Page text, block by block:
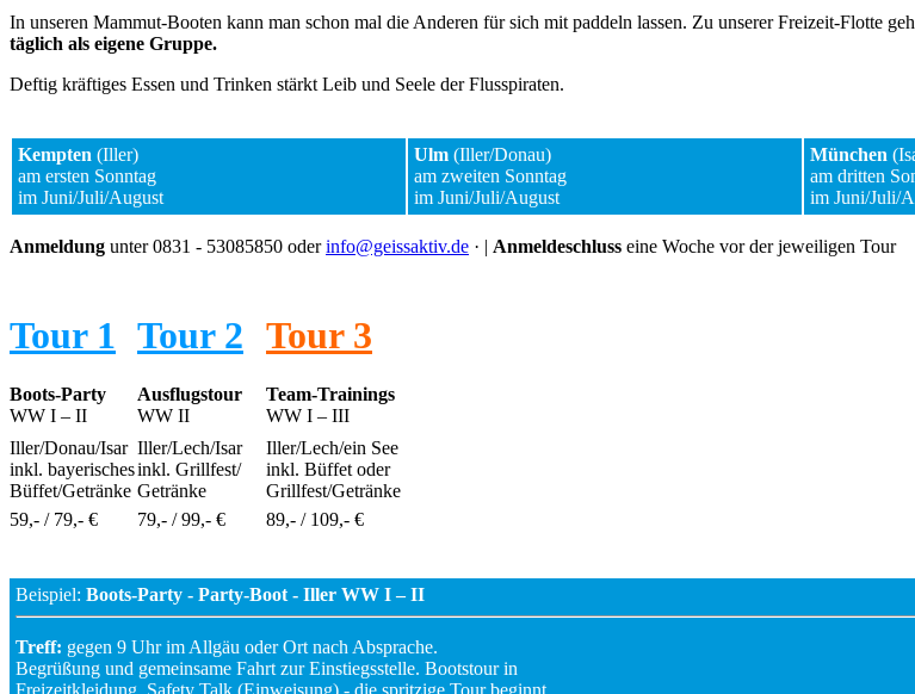
In unseren Mammut-Booten kann man schon mal die Anderen für sich mit paddeln lassen. Zu unserer Freizeit-Flotte
täglich als eigene Gruppe.
Deftig kräftiges Essen und Trinken stärkt Leib und Seele der Flusspiraten.
Kempten (Iller)
am ersten Sonntag
im Juni/Juli/August
Ulm (Iller/Donau)
am zweiten Sonntag
im Juni/Juli/August
München
am dritten
im Juni/Juli/
Anmeldung unter 0831 - 53085850 oderinfo@geissaktiv.de · | Anmeldeschluss eine Woche vor der jeweiligen Tour
Tour 1 Tour 2 Tour 3
Boots-Party
WW I – II
Ausflugstour
WW II
Team-Trainings
WW I – III
Iller/Donau/Isar
inkl. bayerisches
Büffet/Getränke
Iller/Lech/Isar
inkl. Grillfest/
Getränke
Iller/Lech/ein See
inkl. Büffet oder
Grillfest/Getränke
59,- / 79,- €
79,- / 99,- € 89,- / 109,- €
Beispiel: Boots-Party - Party-Boot - Iller WW I – II
Treff: gegen 9 Uhr im Allgäu oder Ort nach Absprache.
Begrüßung und gemeinsame Fahrt zur Einstiegsstelle. Bootstour in
Freizeitkleidung, Safety Talk (Einweisung) - die spritzige Tour beginnt.